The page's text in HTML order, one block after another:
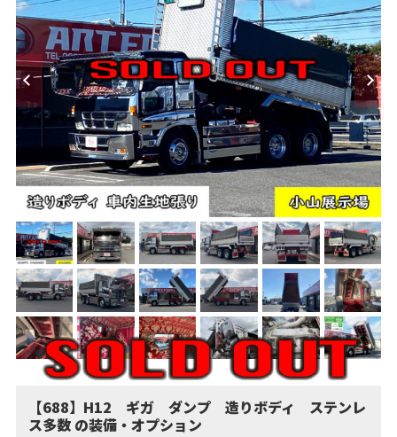
【688】H12 ギガ ダンプ 造りボディ ステンレ
ス多数 の装備・オプション